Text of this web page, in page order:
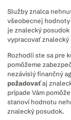
Služby znalca
všeobecnej hodnoty
je znalecký posudok
vypracovať znalecký
Rozhodli ste sa pre
pomôžeme
nezávislý finančný
požadovaťaj
prípade Vám
stanoví hodnotu
znalecký posudok.